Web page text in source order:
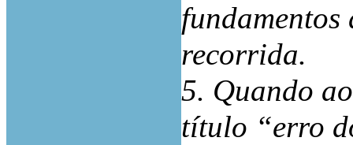
fundamentos
recorrida.
5. Quando
título “erro